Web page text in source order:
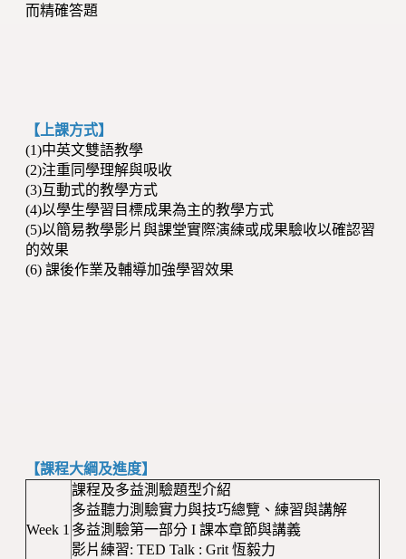
而精確答題
【上課方式】
(1)中英文雙語教學
(2)注重同學理解與吸收
(3)互動式的教學方式
(4)以學生學習目標成果為主的教學方式
(5)以簡易教學影片與課堂實際演練或成果驗收以確認習
的效果
(6) 課後作業及輔導加強學習效果
【課程大綱及進度】
Week 1
課程及多益測驗題型介紹
多益聽力測驗實力與技巧總覽、練習與講解
多益測驗第一部分 I 課本章節與講義
影片練習: TED Talk : Grit 恆毅力